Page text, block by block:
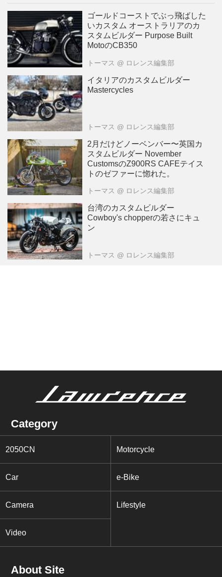
ゴールドコーストでぶっ飛ばした
いカスタム オーストラリアのカ
スタムビルダー Purpose Built
MotoのCB350
トーマス @ ロレンス編集部
イタリアのカスタムビルダー
Mastercycles
トーマス @ ロレンス編集部
2月だけどノーベンバー〜英国カ
スタムビルダー November
CustomsのZ900RS CAFEテイス
トのゼファーに惚れた。
トーマス @ ロレンス編集部
台湾のカスタムビルダー
Cowboy's chopperの若さにキュ
ン
トーマス @ ロレンス編集部
Category
2050CN Motorcycle
Car e-Bike
Camera Lifestyle
Video
About Site